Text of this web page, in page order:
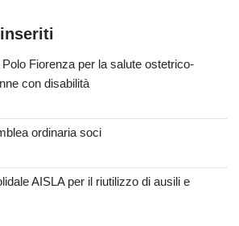
Fiorenza per la salute ostetrico-
con disabilità
ordinaria soci
AISLA per il riutilizzo di ausili e